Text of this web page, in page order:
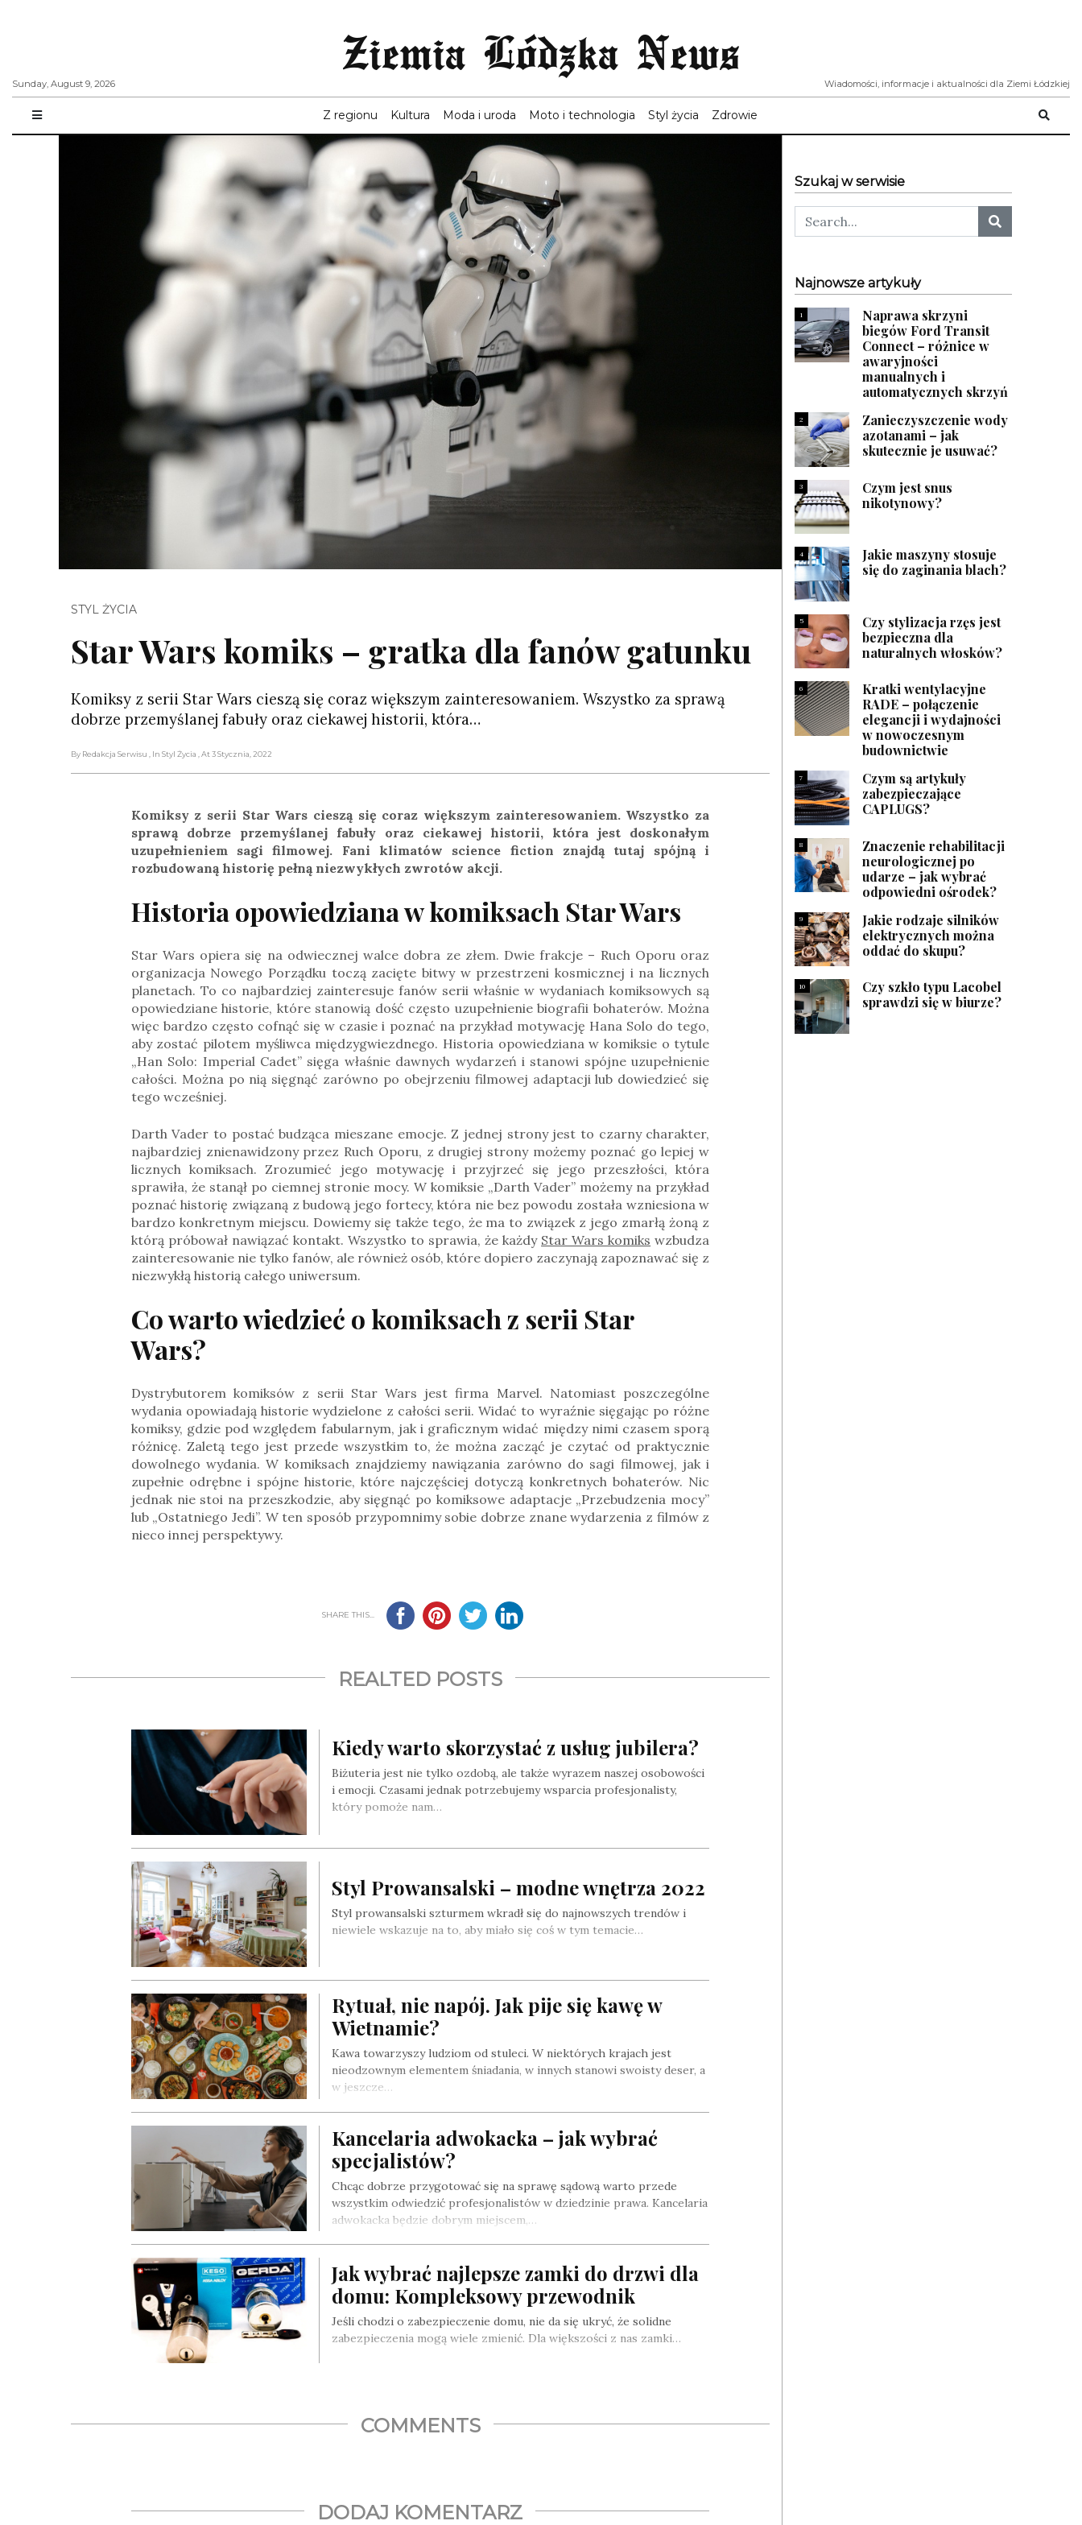
Sunday, August 9, 2026
Ziemia Lódzka News
Wiadomości, informacje i aktualności dla Ziemi Łódzkiej
Z regionu Kultura Moda i uroda Moto i technologia Styl życia Zdrowie
STYL ŻYCIA
Star Wars komiks – gratka dla fanów gatunku
Komiksy z serii Star Wars cieszą się coraz większym zainteresowaniem. Wszystko za sprawą
dobrze przemyślanej fabuły oraz ciekawej historii, która…
By Redakcja Serwisu , In Styl Życia , At 3 Stycznia, 2022
Komiksy z serii Star Wars cieszą się coraz większym zainteresowaniem. Wszystko za
sprawą dobrze przemyślanej fabuły oraz ciekawej historii, która jest doskonałym
uzupełnieniem sagi filmowej. Fani klimatów science fiction znajdą tutaj spójną i
rozbudowaną historię pełną niezwykłych zwrotów akcji.
Historia opowiedziana w komiksach Star Wars
Star Wars opiera się na odwiecznej walce dobra ze złem. Dwie frakcje – Ruch Oporu oraz
organizacja Nowego Porządku toczą zacięte bitwy w przestrzeni kosmicznej i na licznych
planetach. To co najbardziej zainteresuje fanów serii właśnie w wydaniach komiksowych są
opowiedziane historie, które stanowią dość często uzupełnienie biografii bohaterów. Można
więc bardzo często cofnąć się w czasie i poznać na przykład motywację Hana Solo do tego,
aby zostać pilotem myśliwca międzygwiezdnego. Historia opowiedziana w komiksie o tytule
„Han Solo: Imperial Cadet” sięga właśnie dawnych wydarzeń i stanowi spójne uzupełnienie
całości. Można po nią sięgnąć zarówno po obejrzeniu filmowej adaptacji lub dowiedzieć się
tego wcześniej.
Darth Vader to postać budząca mieszane emocje. Z jednej strony jest to czarny charakter,
najbardziej znienawidzony przez Ruch Oporu, z drugiej strony możemy poznać go lepiej w
licznych komiksach. Zrozumieć jego motywację i przyjrzeć się jego przeszłości, która
sprawiła, że stanął po ciemnej stronie mocy. W komiksie „Darth Vader” możemy na przykład
poznać historię związaną z budową jego fortecy, która nie bez powodu została wzniesiona w
bardzo konkretnym miejscu. Dowiemy się także tego, że ma to związek z jego zmarłą żoną z
którą próbował nawiązać kontakt. Wszystko to sprawia, że każdy Star Wars komiks wzbudza
zainteresowanie nie tylko fanów, ale również osób, które dopiero zaczynają zapoznawać się z
niezwykłą historią całego uniwersum.
Co warto wiedzieć o komiksach z serii Star
Wars?
Dystrybutorem komiksów z serii Star Wars jest firma Marvel. Natomiast poszczególne
wydania opowiadają historiewydzielone z całości serii. Widać to wyraźnie sięgając po różne
komiksy, gdzie pod względem fabularnym, jak i graficznym widać między nimi czasem sporą
różnicę. Zaletą tego jest przede wszystkim to, że można zacząć je czytać od praktycznie
dowolnego wydania. W komiksach znajdziemy nawiązania zarówno do sagi filmowej, jak i
zupełnie odrębne i spójne historie, które najczęściej dotyczą konkretnych bohaterów. Nic
jednak nie stoi na przeszkodzie, aby sięgnąć po komiksowe adaptacje „Przebudzenia mocy”
lub „Ostatniego Jedi”. W ten sposób przypomnimy sobie dobrze znane wydarzenia z filmów z
nieco innej perspektywy.
SHARE THIS...
REALTED POSTS
Kiedy warto skorzystać z usług jubilera?
Biżuteria jest nie tylko ozdobą, ale także wyrazem naszej osobowości
i emocji. Czasami jednak potrzebujemy wsparcia profesjonalisty,
który pomoże nam…
Styl Prowansalski – modne wnętrza 2022
Styl prowansalski szturmem wkradł się do najnowszych trendów i
niewiele wskazuje na to, aby miało się coś w tym temacie…
Rytuał, nie napój. Jak pije się kawę w
Wietnamie?
Kawa towarzyszy ludziom od stuleci. W niektórych krajach jest
nieodzownym elementem śniadania, w innych stanowi swoisty deser, a
w jeszcze…
Kancelaria adwokacka – jak wybrać
specjalistów?
Chcąc dobrze przygotować się na sprawę sądową warto przede
wszystkim odwiedzić profesjonalistów w dziedzinie prawa. Kancelaria
adwokacka będzie dobrym miejscem,…
Jak wybrać najlepsze zamki do drzwi dla
domu: Kompleksowy przewodnik
Jeśli chodzi o zabezpieczenie domu, nie da się ukryć, że solidne
zabezpieczenia mogą wiele zmienić. Dla większości z nas zamki…
COMMENTS
DODAJ KOMENTARZ
Szukaj w serwisie
Najnowsze artykuły
1
Naprawa skrzyni
biegów Ford Transit
Connect – różnice w
awaryjności
manualnych i
automatycznych skrzyń
2
Zanieczyszczenie wody
azotanami – jak
skutecznie je usuwać?
3
Czym jest snus
nikotynowy?
4
Jakie maszyny stosuje
się do zaginania blach?
5
Czy stylizacja rzęs jest
bezpieczna dla
naturalnych włosków?
6
Kratki wentylacyjne
RADE – połączenie
elegancji i wydajności
w nowoczesnym
budownictwie
7
Czym są artykuły
zabezpieczające
CAPLUGS?
8
Znaczenie rehabilitacji
neurologicznej po
udarze – jak wybrać
odpowiedni ośrodek?
9
Jakie rodzaje silników
elektrycznych można
oddać do skupu?
10
Czy szkło typu Lacobel
sprawdzi się w biurze?